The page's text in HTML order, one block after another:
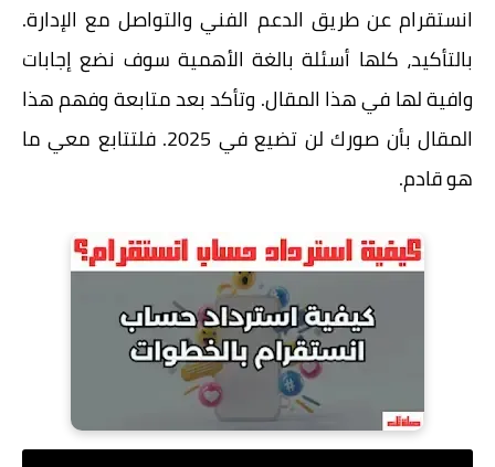
انستقرام عن طريق الدعم الفني والتواصل مع الإدارة.
بالتأكيد، كلها أسئلة بالغة الأهمية سوف نضع إجابات
وافية لها في هذا المقال. وتأكد بعد متابعة وفهم هذا
المقال بأن صورك لن تضيع في 2025. فلتتابع معي ما
هو قادم.